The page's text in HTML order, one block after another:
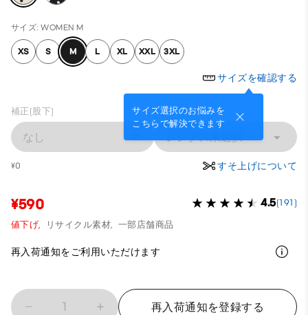
サイズ: WOMEN M
XS S M L XL XXL 3XL
サイズを確認する
サイズ選択のお悩みを
こちらで解決できます
補正(股下)
なし レングス未選択
¥0 すそ上げについて
¥590 4.5(191)
値下げ, リサイクル素材, 一部店舗商品
再入荷通知をご利用いただけます
1 再入荷通知を登録する